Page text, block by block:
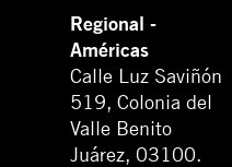
Regional -
Américas
Calle Luz Saviñón
519, Colonia del
Valle Benito
Juárez, 03100.